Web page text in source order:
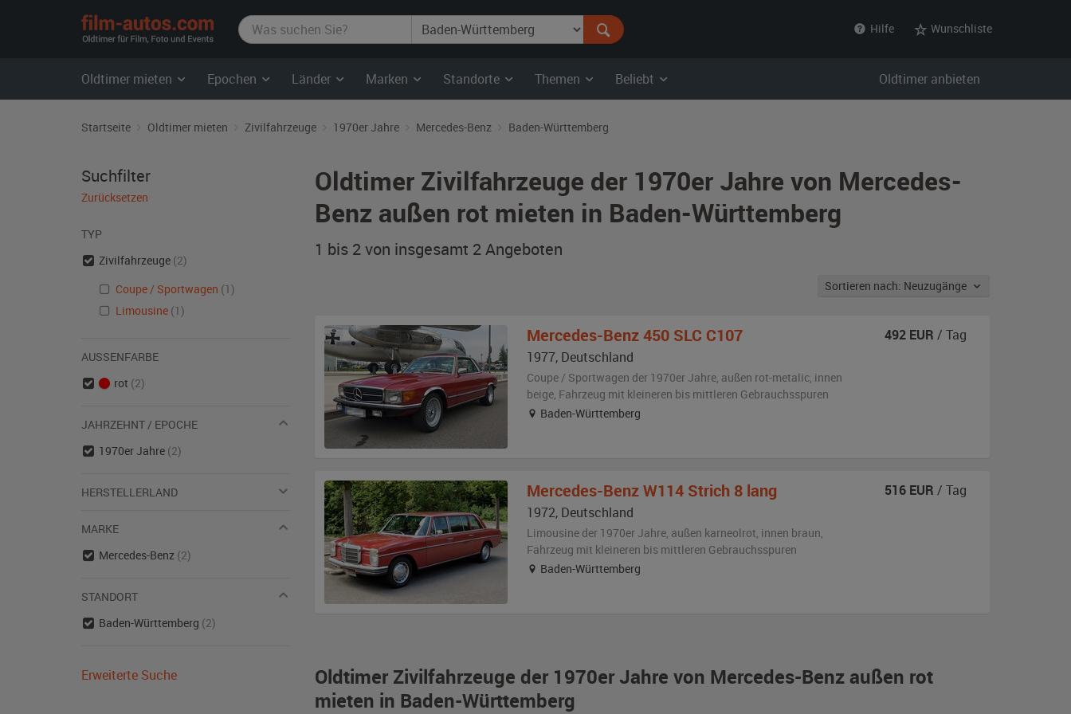
film-
autos.com
Hilfe Wunschliste
Oldtimer mieten Epochen Länder Marken Standorte Themen Beliebt Oldtimer anbieten
Startseite Oldtimer mieten Zivilfahrzeuge 1970er Jahre Mercedes-Benz Baden-Württemberg
Oldtimer Zivilfahrzeuge der 1970er Jahre von Mercedes-
Benz außen rot mieten in Baden-Württemberg
1 bis 2 von insgesamt 2Angeboten
Sortieren nach: Neuzugänge
Oldtimer Zivilfahrzeuge der 1970er Jahre von Mercedes-Benz außen rot
mieten in Baden-Württemberg
Mercedes-Benz 450 SLC C107
1977, Deutschland
Coupe / Sportwagen der 1970er Jahre, außen rot-metalic, innen
beige, Fahrzeug mit kleineren bis mittleren Gebrauchsspuren
Baden-Württemberg
492 EUR / Tag
Mercedes-Benz W114 Strich 8 lang
1972, Deutschland
Limousine der 1970er Jahre, außen karneolrot, innen braun,
Fahrzeug mit kleineren bis mittleren Gebrauchsspuren
Baden-Württemberg
516 EUR / Tag
Suchfilter
Zurücksetzen
TYP
Zivilfahrzeuge (2)
Coupe / Sportwagen (1)
Limousine (1)
AUSSENFARBE
rot (2)
JAHRZEHNT / EPOCHE
1970er Jahre (2)
HERSTELLERLAND
MARKE
Mercedes-Benz (2)
STANDORT
Baden-Württemberg (2)
Erweiterte Suche